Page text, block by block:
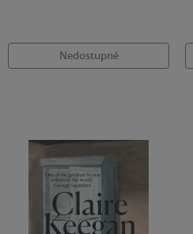
Nedostupné